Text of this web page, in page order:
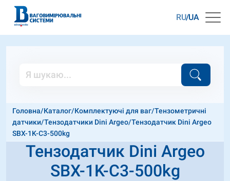
RU UA
Головна/Каталог/Комплектуючі для ваг/Тензометричні
датчики/Тензодатчики Dini Argeo/Тензодатчик Dini Argeo
SBX-1K-C3-500kg
Тензодатчик Dini Argeo
SBX-1K-C3-500kg